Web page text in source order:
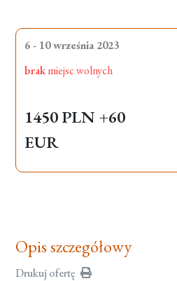
6 - 10 września 2023
brakmiejsc wolnych
1450 PLN +60
EUR
Opis szczegółowy
Drukuj ofertę